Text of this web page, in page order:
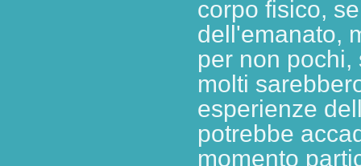
corpo fisico,
dell'emanato,
per non
molti
esperienze
potrebbe
momento